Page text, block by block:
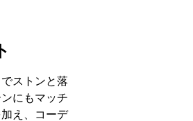
ストンと落
にもマッチ
え、コーデ